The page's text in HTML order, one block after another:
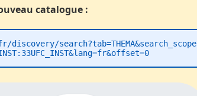
catalogue :
search?tab=THEMA&search_scope